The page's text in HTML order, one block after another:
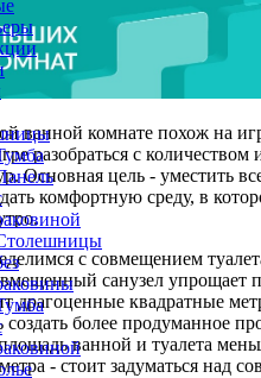
ванной комнате похож на
разобраться с количеством
Основная цель - уместить
комфортную среду, в
с совмещением
санузел упрощает
драгоценные квадратные
более продуманное
ванной и туалета
- стоит задуматься над